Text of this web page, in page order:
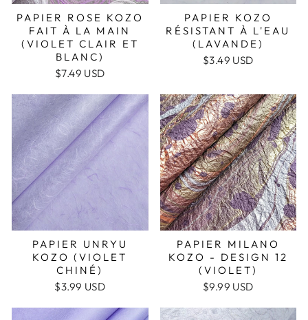
PAPIER ROSE KOZO
FAIT À LA MAIN
(VIOLET CLAIR ET
BLANC)
$7.49 USD
PAPIER KOZO
RÉSISTANT À L'EAU
(LAVANDE)
$3.49 USD
PAPIER UNRYU
KOZO (VIOLET
CHINÉ)
$3.99 USD
PAPIER MILANO
KOZO - DESIGN 12
(VIOLET)
$9.99 USD